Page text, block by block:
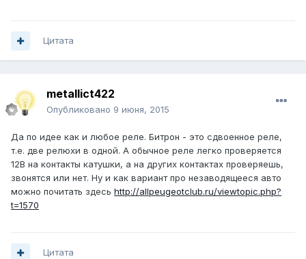
Цитата
metallict422
Опубликовано 9 июня, 2015
Да по идее как и любое реле. Битрон - это сдвоенное реле,
т.е. две релюхи в одной. А обычное реле легко проверяется
12В на контакты катушки, а на других контактах проверяешь,
звонятся или нет. Ну и как вариант про незаводящееся авто
можно почитать здесь http://allpeugeotclub.ru/viewtopic.php?
t=1570
Цитата